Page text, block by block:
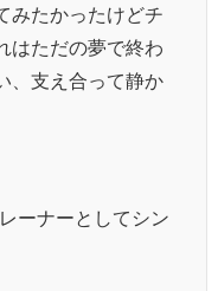
みたかったけどチ
はただの夢で終わ
、支え合って静か
ーナーとしてシン